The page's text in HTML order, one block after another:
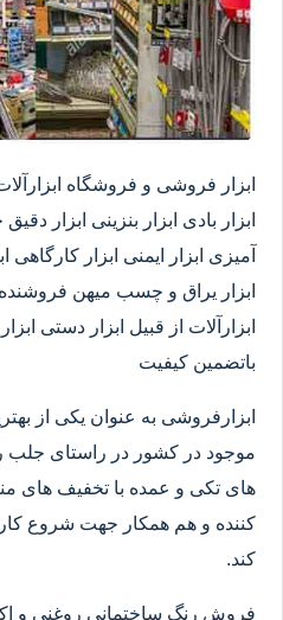
ابزار فروشی و فروشگاه
ابزار بادی ابزار بنزینی ابزار
آمیزی ابزار ایمنی ابزار کارگاهی
ابزار یراق و چسب میهن فروشنده
ابزارآلات از قبیل ابزار دستی
باتضمین کیفیت
ابزارفروشی به عنوان یکی از
موجود در کشور در راستای
های تکی و عمده با تخفیف
کننده و هم همکار جهت شروع
کند.
فروش رنگ ساختمانی روغنی و